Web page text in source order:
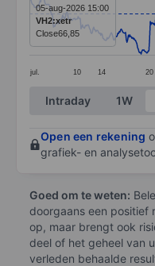
The chart has 1 X
The chart has 1 Y
jul. 10 14 20
05-aug-2026 15:00
VH2:xetr
Close66,85
End of interactive
Intraday 1W
Open een rekening
grafiek- en
Goed om te weten:
doorgaans een positief
op, maar brengt ook
deel of het geheel van
verleden behaalde